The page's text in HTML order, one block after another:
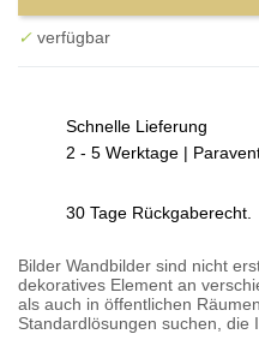
✓ verfügbar
Schnelle Lieferung
2 - 5 Werktage |
30 Tage Rückgaberecht.
Bilder Wandbilder sind nicht
dekoratives Element an
als auch in öffentlichen
Standardlösungen suchen, die